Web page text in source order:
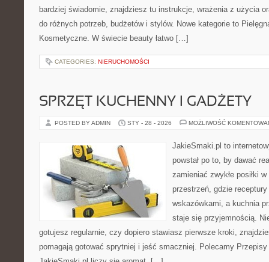
bardziej świadomie, znajdziesz tu instrukcje, wrażenia z użycia
do różnych potrzeb, budżetów i stylów. Nowe kategorie to
Kosmetyczne. W świecie beauty łatwo […]
CATEGORIES: NIERUCHOMOŚCI
SPRZĘT KUCHENNY I GADŻETY
POSTED BY ADMIN STY - 28 - 2026 MOŻLIWOŚĆ
JakieSmaki.pl to
powstał po to, by dawać
zamieniać zwykłe posiłki
przestrzeń, gdzie
wskazówkami, a kuchnia
staje się przyjemnością.
gotujesz regularnie, czy dopiero stawiasz pierwsze kroki,
pomagają gotować sprytniej i jeść smaczniej. Polecamy